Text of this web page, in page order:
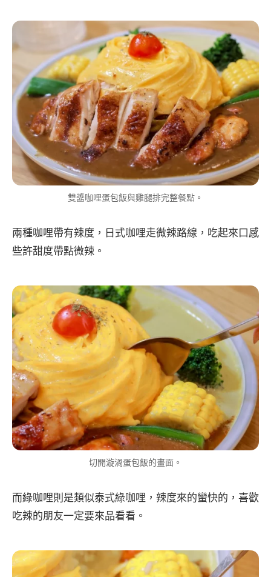
雙醬咖哩蛋包飯與雞腿排完整餐點。
兩種咖哩帶有辣度，日式咖哩走微辣路線，吃起來口感
些許甜度帶點微辣。
切開漩渦蛋包飯的畫面。
而綠咖哩則是類似泰式綠咖哩，辣度來的蠻快的，喜歡
吃辣的朋友一定要來品看看。